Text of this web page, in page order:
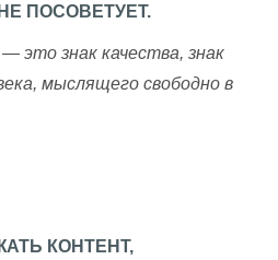
ПОСОВЕТУЕТ.
это знак качества, знак
мыслящего свободно в
КОНТЕНТ,